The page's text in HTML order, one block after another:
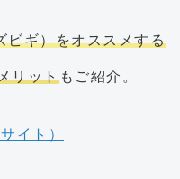
ビギ）をオススメする
リットもご紹介。